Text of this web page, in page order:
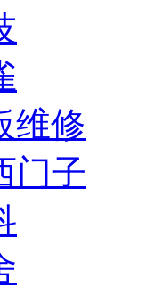
维修
门子